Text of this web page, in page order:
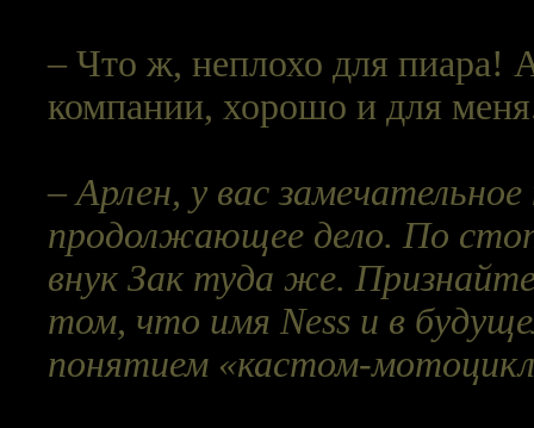
– Что ж, неплохо для пиара!
компании, хорошо и для
– Арлен, у вас
продолжающее дело. По
внук Зак туда же.
том, что имя Ness и в
понятием «кастом-